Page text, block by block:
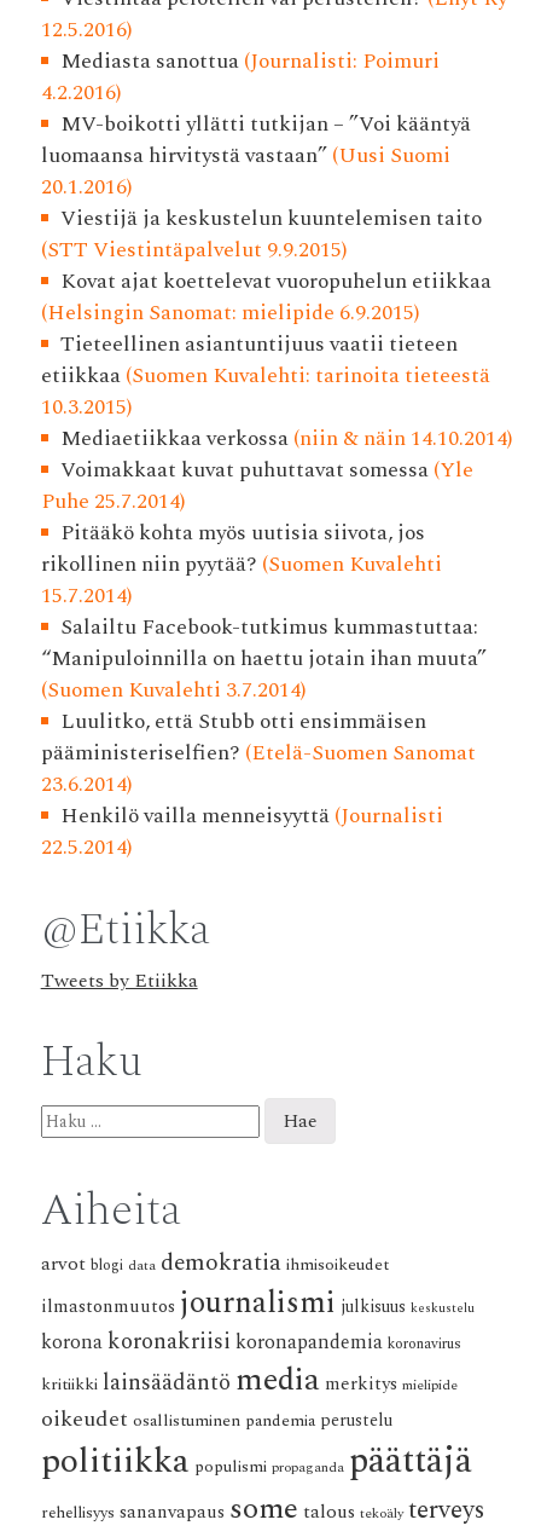
12.5.2016)
Mediasta sanottua(Journalisti: Poimuri
4.2.2016)
MV-boikotti yllätti tutkijan – ”Voi kääntyä
luomaansa hirvitystä vastaan”(Uusi Suomi
20.1.2016)
Viestijä ja keskustelun kuuntelemisen taito
(STT Viestintäpalvelut 9.9.2015)
Kovat ajat koettelevat vuoropuhelun etiikkaa
(Helsingin Sanomat: mielipide 6.9.2015)
Tieteellinen asiantuntijuus vaatii tieteen
etiikkaa(Suomen Kuvalehti: tarinoita tieteestä
10.3.2015)
Mediaetiikkaa verkossa(niin & näin 14.10.2014)
Voimakkaat kuvat puhuttavat somessa(Yle
Puhe 25.7.2014)
Pitääkö kohta myös uutisia siivota, jos
rikollinen niin pyytää? (Suomen Kuvalehti
15.7.2014)
Salailtu Facebook-tutkimus kummastuttaa:
“Manipuloinnilla on haettu jotain ihan muuta”
(Suomen Kuvalehti 3.7.2014)
Luulitko, että Stubb otti ensimmäisen
pääministeriselfien? (Etelä-Suomen Sanomat
23.6.2014)
Henkilö vailla menneisyyttä(Journalisti
22.5.2014)
@Etiikka
Tweets by Etiikka
Haku
Haku:
Aiheita
arvot blogi data demokratia ihmisoikeudet
ilmastonmuutos journalismi julkisuus keskustelu
korona koronakriisi koronapandemia koronavirus
kritiikki lainsäädäntö media merkitys mielipide
oikeudet osallistuminen pandemia perustelu
politiikka populismi propaganda päättäjä
rehellisyys sananvapaus some talous tekoäly terveys